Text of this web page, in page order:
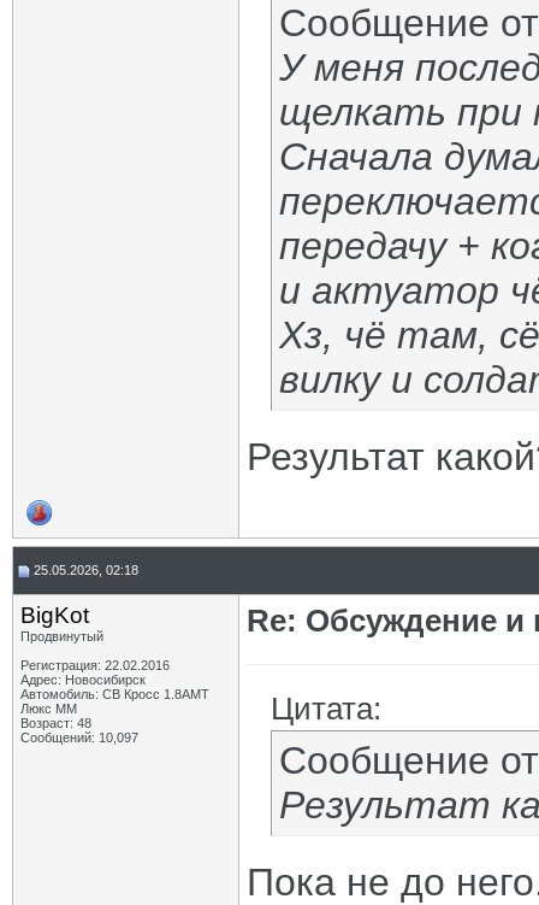
Сообщение
У меня
щелкать при
Сначала
передачу +
и актуатор
Хз, чё там,
вилку и
Результат
25.05.2026, 02:18
BigKot
Продвинутый
Регистрация: 22.02.2016
Адрес: Новосибирск
Автомобиль: СВ Кросс 1.8АМТ
Люкс ММ
Возраст: 48
Сообщений: 10,097
Re: Обсуждение
Цитата:
Сообщение
Результат
Пока не до